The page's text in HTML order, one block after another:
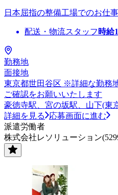
日本屈指の整備工場でのお仕
配送・物流スタッフ 時給
勤務地
面接地
東京都世田谷区 ※詳細な勤務
ご確認をお願いいたします
豪徳寺駅、宮の坂駅、山下(東
詳細を見る
応募画面に進む
派遣労働者
株式会社レソリューション